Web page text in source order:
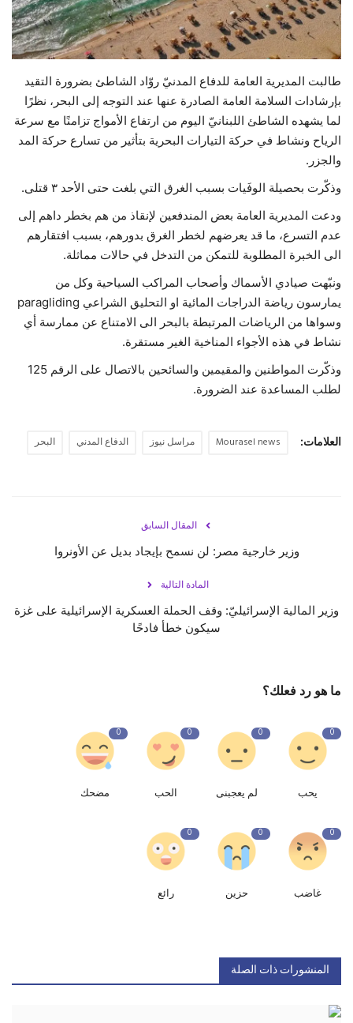
حياة
طالبت المديرية العامة للدفاع المدنيّ روّاد الشاطئ بضرورة التقيد
بإرشادات السلامة العامة الصادرة عنها عند التوجه إلى البحر، نظرًا
لما يشهده الشاطئ اللبنانيّ اليوم من ارتفاع الأمواج تزامنًا مع سرعة
الرياح ونشاط في حركة التيارات البحرية بتأثير من تسارع حركة المد
والجزر.
وذكّرت بحصيلة الوفَيات بسبب الغرق التي بلغت حتى الأحد ٣ قتلى.
ودعت المديرية العامة بعض المندفعين لإنقاذ من هم بخطر داهم إلى
عدم التسرع، ما قد يعرضهم لخطر الغرق بدورهم، بسبب افتقارهم
الى الخبرة المطلوبة للتمكن من التدخل في حالات مماثلة.
ونبّهت صيادي الأسماك وأصحاب المراكب السياحية وكل من
يمارسون رياضة الدراجات المائية او التحليق الشراعي paragliding
وسواها من الرياضات المرتبطة بالبحر الى الامتناع عن ممارسة أي
نشاط في هذه الأجواء المناخية الغير مستقرة.
وذكّرت المواطنين والمقيمين والسائحين بالاتصال على الرقم 125
لطلب المساعدة عند الضرورة.
العلامات: Mourasel news مراسل نيوز الدفاع المدني البحر
المقال السابق
وزير خارجية مصر: لن نسمح بإيجاد بديل عن الأونروا
المادة التالية
وزير المالية الإسرائيليّ: وقف الحملة العسكرية الإسرائيلية على غزة
سيكون خطأ فادحًا
ما هو رد فعلك؟
0
يحب
0
لم يعجبنى
0
الحب
0
مضحك
0
غاضب
0
حزين
0
رائع
المنشورات ذات الصلة